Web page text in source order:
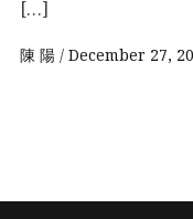
[…]
陳 陽 December 27,